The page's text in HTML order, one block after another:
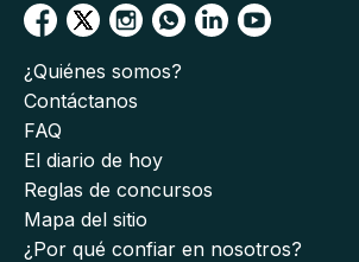
¿Quiénes somos?
Contáctanos
FAQ
El diario de hoy
Reglas de concursos
Mapa del sitio
¿Por qué confiar en nosotros?